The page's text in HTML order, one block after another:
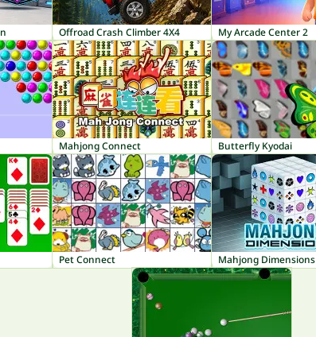
Offroad Crash Climber 4X4 My Arcade Center 2
Mahjong Connect Butterfly Kyodai
Pet Connect Mahjong Dimensions